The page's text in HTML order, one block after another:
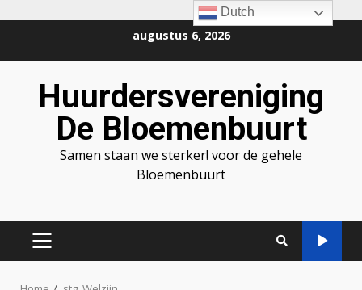
inhoud
augustus 6, 2026
Huurdersvereniging
De Bloemenbuurt
Samen staan we sterker! voor de gehele
Bloemenbuurt
PRIMAIR
Dutch